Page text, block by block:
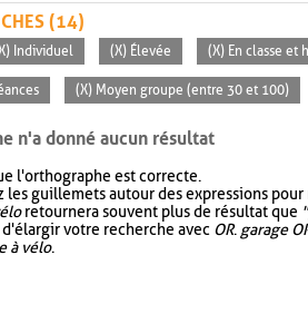
(14)
Individuel (X) Élevée (X) En classe et
(X) Moyen groupe (entre 30 et 100)
n'a donné aucun résultat
l'orthographe est correcte.
les guillemets autour des expressions
retournera souvent plus de résultat que
d'élargir votre recherche avec OR. garage
à vélo.